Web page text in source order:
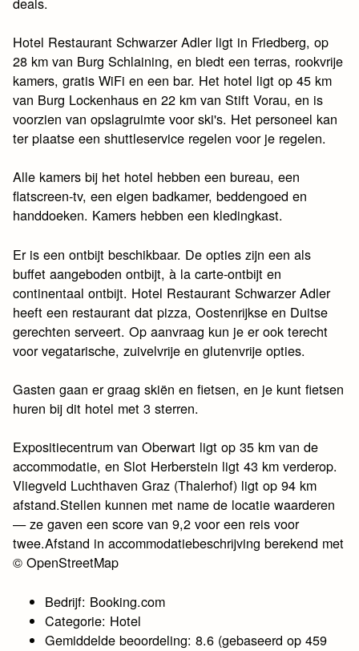
Hotel Restaurant Schwarzer Adler ligt in Friedberg, op
28 km van Burg Schlaining, en biedt een terras, rookvrije
kamers, gratis WiFi en een bar. Het hotel ligt op 45 km
van Burg Lockenhaus en 22 km van Stift Vorau, en is
voorzien van opslagruimte voor ski's. Het personeel kan
ter plaatse een shuttleservice regelen voor je regelen.
Alle kamers bij het hotel hebben een bureau, een
flatscreen-tv, een eigen badkamer, beddengoed en
handdoeken. Kamers hebben een kledingkast.
Er is een ontbijt beschikbaar. De opties zijn een als
buffet aangeboden ontbijt, à la carte-ontbijt en
continentaal ontbijt. Hotel Restaurant Schwarzer Adler
heeft een restaurant dat pizza, Oostenrijkse en Duitse
gerechten serveert. Op aanvraag kun je er ook terecht
voor vegatarische, zuivelvrije en glutenvrije opties.
Gasten gaan er graag skiën en fietsen, en je kunt fietsen
huren bij dit hotel met 3 sterren.
Expositiecentrum van Oberwart ligt op 35 km van de
accommodatie, en Slot Herberstein ligt 43 km verderop.
Vliegveld Luchthaven Graz (Thalerhof) ligt op 94 km
afstand.Stellen kunnen met name de locatie waarderen
— ze gaven een score van 9,2 voor een reis voor
twee.Afstand in accommodatiebeschrijving berekend met
© OpenStreetMap
Bedrijf: Booking.com
Categorie: Hotel
Gemiddelde beoordeling: 8.6 (gebaseerd op 459